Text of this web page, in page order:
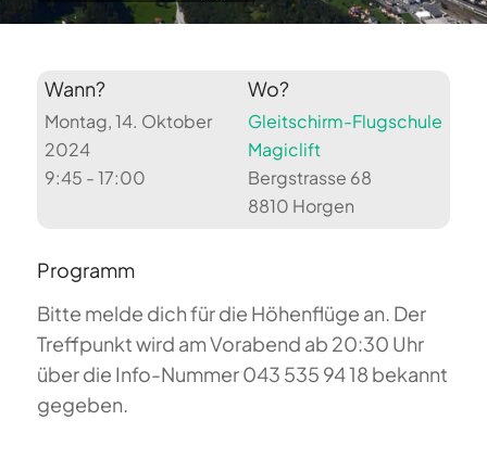
Wann?
Montag, 14. Oktober
2024
9:45 - 17:00
Wo?
Gleitschirm-Flugschule
Magiclift
Bergstrasse 68
8810 Horgen
Programm
Bitte melde dich für die Höhenflüge an. Der
Treffpunkt wird am Vorabend ab 20:30 Uhr
über die Info-Nummer 043 535 94 18 bekannt
gegeben.